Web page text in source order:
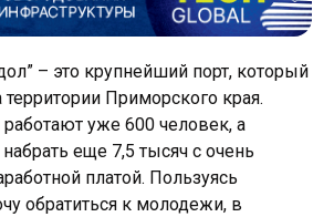
– это крупнейший порт, который
территории Приморского края.
работают уже 600 человек, а
еще 7,5 тысяч с очень
платой. Пользуясь
обратиться к молодежи, в